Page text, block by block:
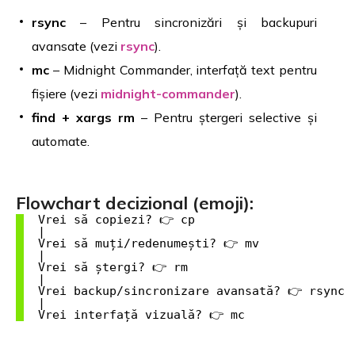
rsync – Pentru sincronizări și backupuri
avansate (vezi rsync).
mc – Midnight Commander, interfață text pentru
fișiere (vezi midnight-commander).
find + xargs rm – Pentru ștergeri selective și
automate.
Flowchart decizional (emoji):
  Vrei să copiezi? 👉 cp
  |
  Vrei să muți/redenumești? 👉 mv
  |
  Vrei să ștergi? 👉 rm
  |
  Vrei backup/sincronizare avansată? 👉 rsync
  |